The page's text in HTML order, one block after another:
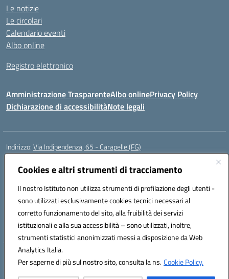
Cookies e altri strumenti di tracciamento
Il nostro Istituto non utilizza strumenti di profilazione degli utenti -
sono utilizzati esclusivamente cookies tecnici necessari al
corretto funzionamento del sito, alla fruibilità dei servizi
istituzionali e alla sua accessibilità – sono utilizzati, inoltre,
strumenti statistici anonimizzati messi a disposizione da Web
Analytics Italia.
Per saperne di più sul nostro sito, consulta la ns.Cookie Policy.
Le notizie
Le circolari
Calendario eventi
Albo online
Registro elettronico
Amministrazione TrasparenteAlbo onlinePrivacy Policy
Dichiarazione di accessibilitàNote legali
Indirizzo:Via Indipendenza, 65 - Carapelle (FG)
Centralino:
Posta elettronica certificata (PEC):fgic822001@pec.istruzione.it
Codice fiscale: 90015720718
Codice meccanografico:FGIC822001
Codice Indice delle Pubbliche Amministrazioni (IPA): istsc_fgic822001
Codice unico di fatturazione (CUF): UFSLF2
Hosting & Powered by 3D Solution S.r.l.
Concept & Design by Designers Italia